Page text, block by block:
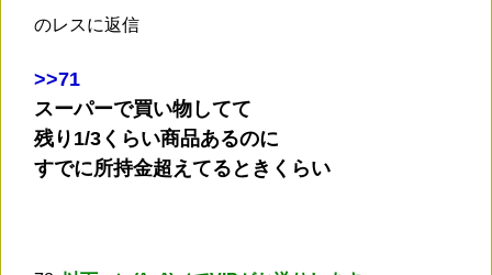
のレスに返信
>>71
スーパーで買い物してて
残り1/3くらい商品あるのに
すでに所持金超えてるときくらい